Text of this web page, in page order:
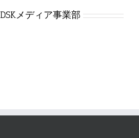
DSKメディア事業部